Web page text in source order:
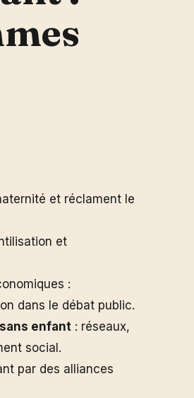
et réclament le
et
:
dans le débat public.
sans enfant : réseaux,
social.
par des alliances